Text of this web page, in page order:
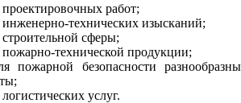
работ;
технических изысканий;
сферы;
технической продукции;
пожарной безопасности
услуг.